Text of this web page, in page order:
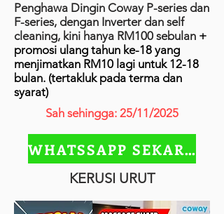
Penghawa Dingin Coway P-series dan
F-series, dengan Inverter dan self
cleaning, kini hanya RM100 sebulan +
promosi ulang tahun ke-18 yang
menjimatkan RM10 lagi untuk 12-18
bulan. (tertakluk pada terma dan
syarat)
Sah sehingga: 25/11/2025
WHATSSAPP SEKARANG
KERUSI URUT